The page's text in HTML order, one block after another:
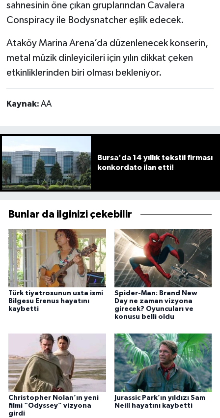
sahnesinin öne çıkan gruplarından Cavalera
Conspiracy ile Bodysnatcher eşlik edecek.
Ataköy Marina Arena’da düzenlenecek konserin,
metal müzik dinleyicileri için yılın dikkat çeken
etkinliklerinden biri olması bekleniyor.
Kaynak: AA
Bursa'da 14 yıllık tekstil firması
konkordato ilan etti!
Bunlar da ilginizi çekebilir
Türk tiyatrosunun usta ismi
Bilgesu Erenus hayatını
kaybetti
Spider-Man: Brand New
Day ne zaman vizyona
girecek? Oyuncuları ve
konusu belli oldu
Christopher Nolan’ın yeni
filmi “Odyssey” vizyona
girdi
Jurassic Park’ın yıldızı Sam
Neill hayatını kaybetti